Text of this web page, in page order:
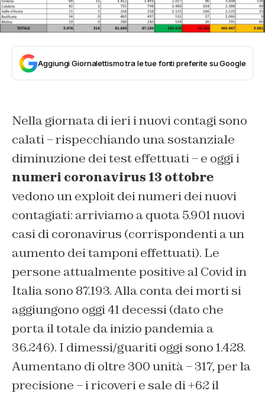
Aggiungi Giornalettismo tra le tue fonti preferite su Google
Nella giornata di ieri i nuovi contagi sono
calati – rispecchiando una sostanziale
diminuzione dei test effettuati – e oggi i
numeri coronavirus 13 ottobre
vedono un exploit dei numeri dei nuovi
contagiati: arriviamo a quota 5.901 nuovi
casi di coronavirus (corrispondenti a un
aumento dei tamponi effettuati). Le
persone attualmente positive al Covid in
Italia sono 87.193. Alla conta dei morti si
aggiungono oggi 41 decessi (dato che
porta il totale da inizio pandemia a
36.246). I dimessi/guariti oggi sono 1.428.
Aumentano di oltre 300 unità – 317, per la
precisione – i ricoveri e sale di +62 il